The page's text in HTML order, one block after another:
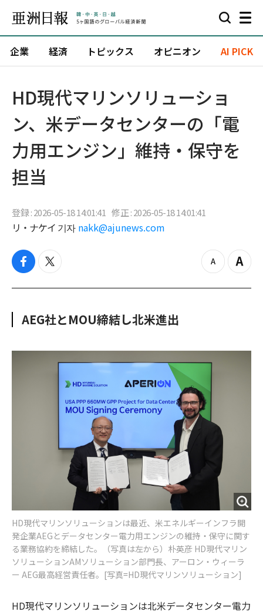
企業 経済 トピックス オピニオン AI PICK
HD現代マリンソリューショ
ン、米データセンターの「電
力用エンジン」維持・保守を
担当
登録 : 2026-05-18 14:01:41 修正 : 2026-05-18 14:01:41
リ・ナケイ 기자 nakk@ajunews.com
f
c
o
t
i
e
z
o
Z
o
AEG社とMOU締結し北米進出
HD現代マリンソリューションは最近、米エネルギーインフラ開
発企業AEGとデータセンター電力用エンジンの維持・保守に関す
る業務協約を締結した。（写真は左から）朴英彦 HD現代マリン
ソリューションAMソリューション部門長、アーロン・ウィーラ
ー AEG最高経営責任者。[写真=HD現代マリンソリューション]
HD現代マリンソリューションは北米データセンター電力